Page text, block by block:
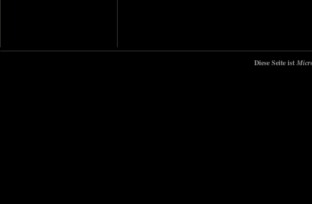
Diese Seite ist